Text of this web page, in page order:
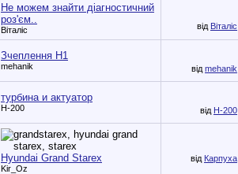
Не можем знайти діагностичний
роз'єм..
Віталіс від Віталіс
Зчеплення Н1
mehanik від mehanik
турбина и актуатор
H-200 від H-200
Hyundai Grand Starex
Kir_Oz
від Карпуха